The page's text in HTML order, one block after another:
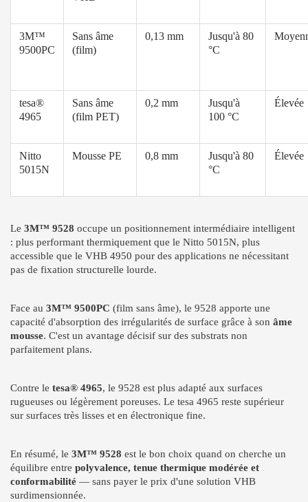
3M™
9500PC
Sans âme
(film)
0,13 mm
Jusqu'à 80
°C
tesa®
4965
Sans âme
(film PET)
0,2 mm
Jusqu'à
100 °C
Élevée
Nitto
5015N
Mousse PE 0,8 mm
Jusqu'à 80
°C
Élevée
Le 3M™ 9528 occupe un positionnement intermédiaire intelligent
: plus performant thermiquement que le Nitto 5015N, plus
accessible que le VHB 4950 pour des applications ne nécessitant
pas de fixation structurelle lourde.
Face au 3M™ 9500PC (film sans âme), le 9528 apporte une
capacité d'absorption des irrégularités de surface grâce à son âme
mousse. C'est un avantage décisif sur des substrats non
parfaitement plans.
Contre le tesa® 4965, le 9528 est plus adapté aux surfaces
rugueuses ou légèrement poreuses. Le tesa 4965 reste supérieur
sur surfaces très lisses et en électronique fine.
En résumé, le 3M™ 9528 est le bon choix quand on cherche un
équilibre entre polyvalence, tenue thermique modérée et
conformabilité — sans payer le prix d'une solution VHB
surdimensionnée.